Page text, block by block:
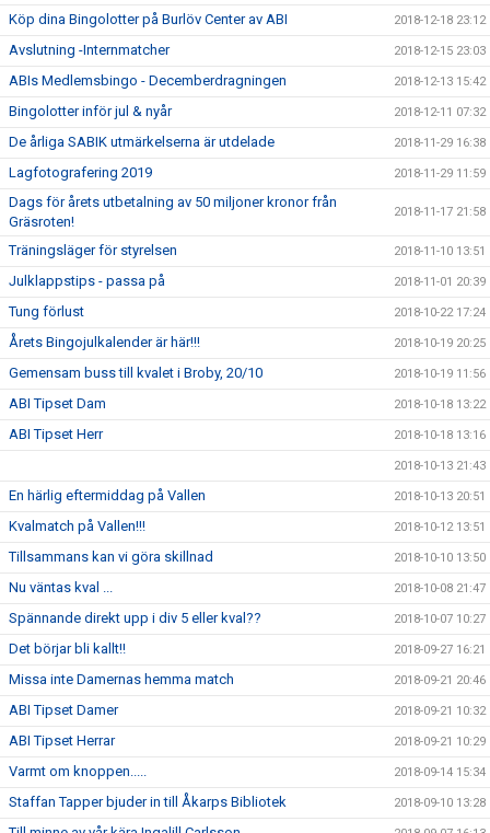
Köp dina Bingolotter på Burlöv Center av ABI 2018-12-18 23:12
Avslutning -Internmatcher 2018-12-15 23:03
ABIs Medlemsbingo - Decemberdragningen 2018-12-13 15:42
Bingolotter inför jul & nyår 2018-12-11 07:32
De årliga SABIK utmärkelserna är utdelade 2018-11-29 16:38
Lagfotografering 2019 2018-11-29 11:59
Dags för årets utbetalning av 50 miljoner kronor från
Gräsroten!
2018-11-17 21:58
Träningsläger för styrelsen 2018-11-10 13:51
Julklappstips - passa på 2018-11-01 20:39
Tung förlust 2018-10-22 17:24
Årets Bingojulkalender är här!!! 2018-10-19 20:25
Gemensam buss till kvalet i Broby, 20/10 2018-10-19 11:56
ABI Tipset Dam 2018-10-18 13:22
ABI Tipset Herr 2018-10-18 13:16
2018-10-13 21:43
En härlig eftermiddag på Vallen 2018-10-13 20:51
Kvalmatch på Vallen!!! 2018-10-12 13:51
Tillsammans kan vi göra skillnad 2018-10-10 13:50
Nu väntas kval ... 2018-10-08 21:47
Spännande direkt upp i div 5 eller kval?? 2018-10-07 10:27
Det börjar bli kallt!! 2018-09-27 16:21
Missa inte Damernas hemma match 2018-09-21 20:46
ABI Tipset Damer 2018-09-21 10:32
ABI Tipset Herrar 2018-09-21 10:29
Varmt om knoppen..... 2018-09-14 15:34
Staffan Tapper bjuder in till Åkarps Bibliotek 2018-09-10 13:28